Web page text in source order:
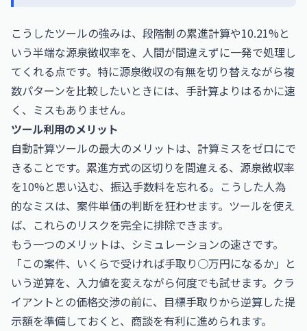
こうしたツールの強みは、段階制の累進計算や10.21%と
いう半端な源泉徴収率を、人間が間違えずに一発で処理し
てくれる点です。特に源泉徴収の有無を切り替えながら複
数パターンを比較したいときには、手計算よりはるかに速
く、ミスもありません。
ツール利用のメリット
自動計算ツールの最大のメリットは、計算ミスをゼロにで
きることです。累進方式の区切りを間違える、源泉徴収率
を10%と思い込む、振込手数料を忘れる。こうした人為
的なミスは、案件単価の判断を狂わせます。ツールを使え
ば、これらのリスクを完全に排除できます。
もう一つのメリットは、シミュレーションの速さです。
「この案件、いくらで受ければ手取り○万円になるか」と
いう逆算を、入力値を変えながら何度でも試せます。クラ
イアントとの価格交渉の前に、目標手取りから逆算した提
示額を準備しておくと、商談を有利に進められます。